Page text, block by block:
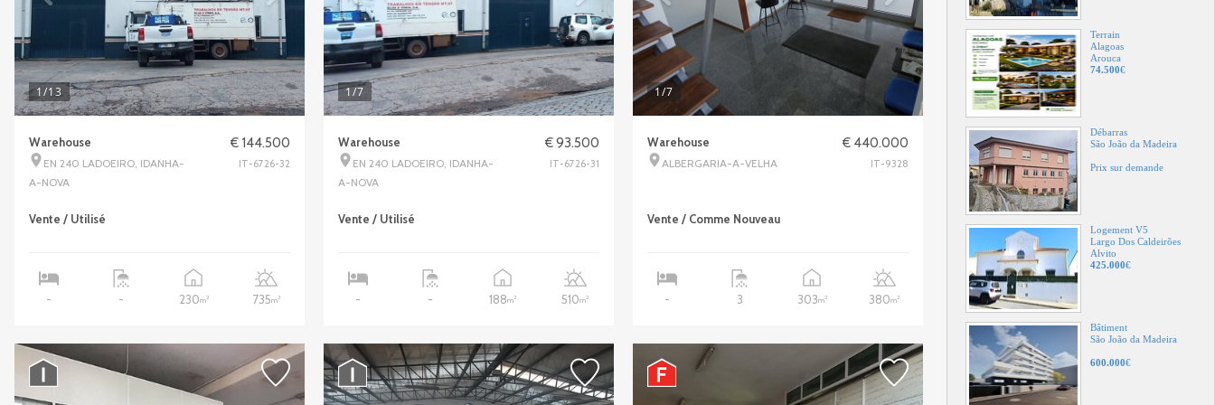
Débarras
São João da Madeira
Prix sur demande
Logement V5
Largo Dos Caldeirões
425.000 €
Bâtiment
São João da Madeira
600.000€
Appartement T2
São João da Madeira
282.500€
1/13
Warehouse
EN 240 LADOEIRO, IDANHA-
A-NOVA
€ 144.500
IT-6726-32
Vente / Utilisé
- - 230m2 735m2
1/7
Warehouse
EN 240 LADOEIRO, IDANHA-
A-NOVA
€ 93.500
IT-6726-31
Vente / Utilisé
- - 188m2 510m2
1/7
Warehouse
ALBERGARIA-A-VELHA
€ 440.000
IT-9328
Vente / Comme Nouveau
- 3 303m2 380m2